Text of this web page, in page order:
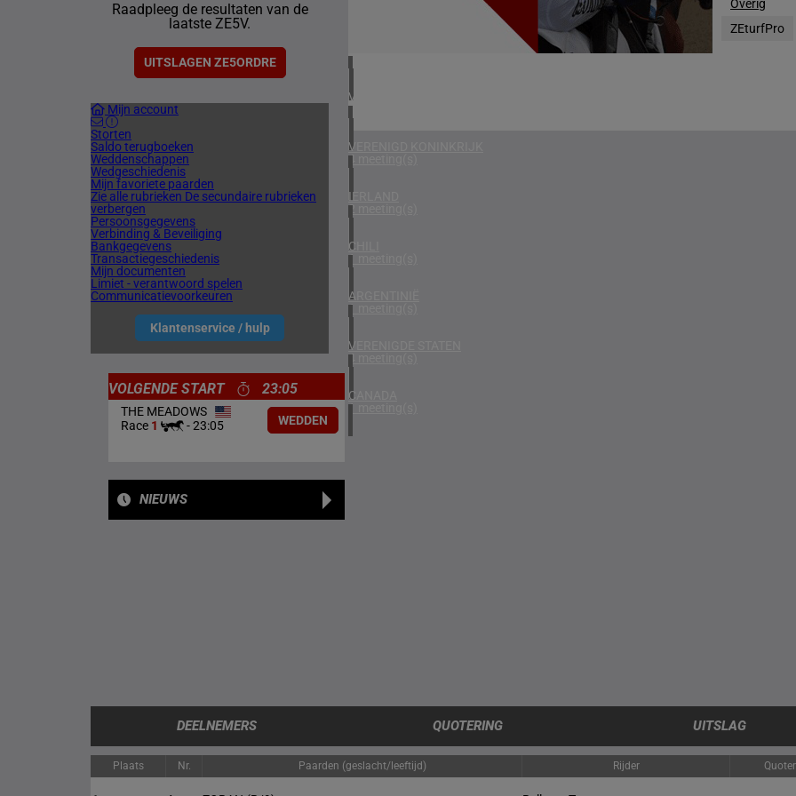
Raadpleeg de resultaten van de
laatste ZE5V.
UITSLAGEN ZE5ORDRE
Mijn account
Storten
Saldo terugboeken
Weddenschappen
Wedgeschiedenis
Mijn favoriete paarden
Zie alle rubrieken De secundaire rubrieken
verbergen
Persoonsgegevens
Verbinding & Beveiliging
Bankgegevens
Transactiegeschiedenis
Mijn documenten
Limiet - verantwoord spelen
Communicatievoorkeuren
Klantenservice / hulp
1 meeting(s)
VERENIGDE ARABISCHE EMIRATEN
1 meeting(s)
VERENIGD KONINKRIJK
4 meeting(s)
IERLAND
2 meeting(s)
CHILI
1 meeting(s)
ARGENTINIË
1 meeting(s)
VERENIGDE STATEN
4 meeting(s)
CANADA
1 meeting(s)
Overig
ZEturfPro
VOLGENDE START 23:05
THE MEADOWS
Race1 -23:05 WEDDEN
NIEUWS
DEELNEMERS QUOTERING UITSLAG
Plaats Nr. Paarden (geslacht/leeftijd) Rijder